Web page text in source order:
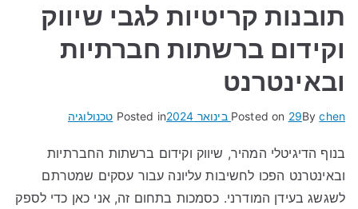
תובנות קריטיות לגבי שיווק
וקידום ברשתות חברתיות
ובאינטרנט
Bychen
Posted on 29 בינואר 2024 Posted in טכנולוגיה
בנוף הדיגיטלי המהיר, שיווק וקידום ברשתות החברתיות
ובאינטרנט הפכו לחשיבות עליונה עבור עסקים שמטרתם
לשגשג בעידן המודרני. כסמכות בתחום זה, אני כאן כדי לספק